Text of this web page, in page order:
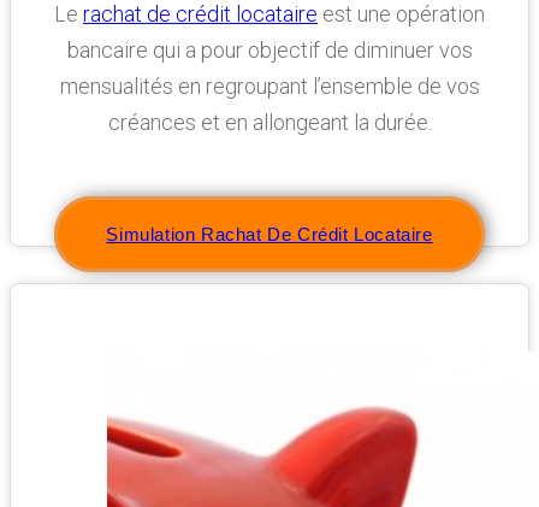
Le rachat de crédit locataire est une opération
bancaire qui a pour objectif de diminuer vos
mensualités en regroupant l’ensemble de vos
créances et en allongeant la durée.
Simulation Rachat De Crédit Locataire